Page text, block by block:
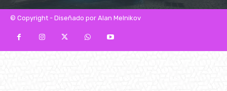
© Copyright - Diseñado por Alan Melnikov